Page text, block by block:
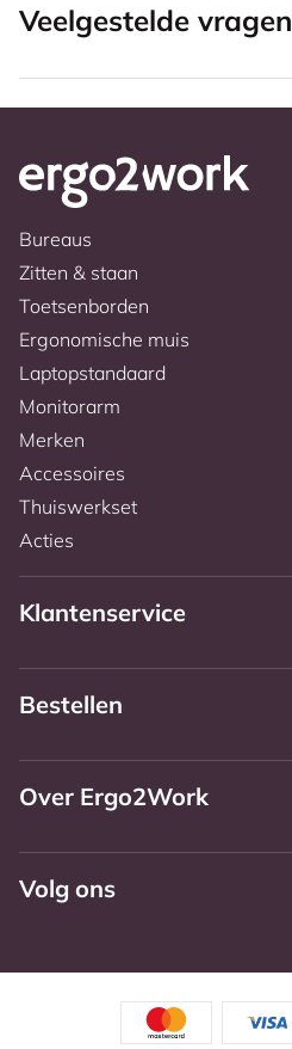
Veelgestelde vragen
Bureaus
Zitten & staan
Toetsenborden
Ergonomische muis
Laptopstandaard
Monitorarm
Merken
Accessoires
Thuiswerkset
Acties
Klantenservice
Bestellen
Over Ergo2Work
Volg ons